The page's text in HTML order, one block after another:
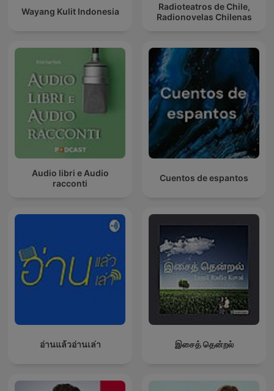
Wayang Kulit Indonesia
Radioteatros de Chile,
Radionovelas Chilenas
Audio libri e Audio
racconti
Cuentos de espantos
อ่านแล้วอ่านเล่า இசைத் தென்றல்